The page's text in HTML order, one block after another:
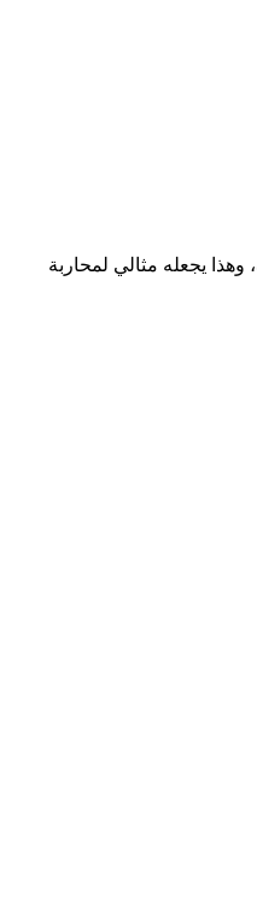
يجعله مثالي لمحاربة